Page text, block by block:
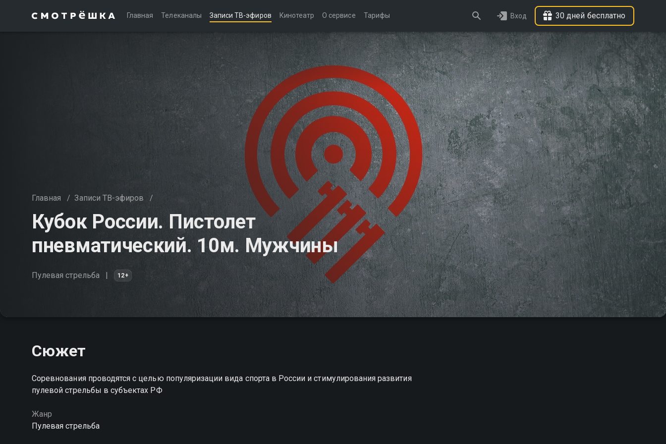
Главная Телеканалы Записи ТВ-эфиров Кинотеатр О сервисе Тарифы Вход 30 дней бесплатно
Главная / Записи ТВ-эфиров /
Кубок России. Пистолет
пневматический. 10м. Мужчины
Пулевая стрельба 12+
Сюжет
Соревнования проводятся с целью популяризации вида спорта в России и стимулирования развития
пулевой стрельбы в субъектах РФ
Жанр
Пулевая стрельба